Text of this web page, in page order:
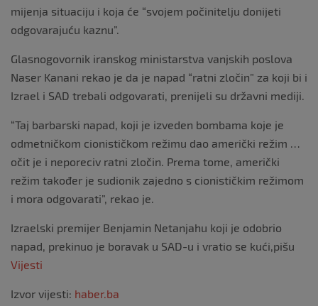
mijenja situaciju i koja će “svojem počinitelju donijeti
odgovarajuću kaznu”.
Glasnogovornik iranskog ministarstva vanjskih poslova
Naser Kanani rekao je da je napad “ratni zločin” za koji bi i
Izrael i SAD trebali odgovarati, prenijeli su državni mediji.
“Taj barbarski napad, koji je izveden bombama koje je
odmetničkom cionističkom režimu dao američki režim …
očit je i neporeciv ratni zločin. Prema tome, američki
režim također je sudionik zajedno s cionističkim režimom
i mora odgovarati”, rekao je.
Izraelski premijer Benjamin Netanjahu koji je odobrio
napad, prekinuo je boravak u SAD-u i vratio se kući,pišu
Vijesti
Izvor vijesti: haber.ba